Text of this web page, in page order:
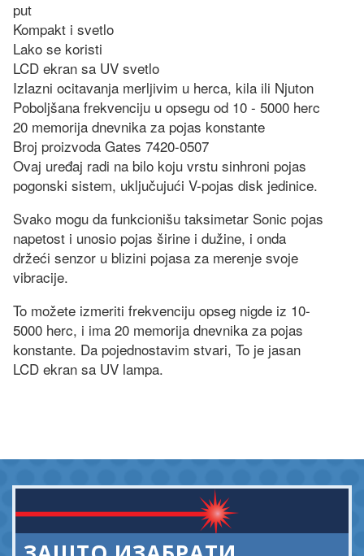
put
Kompakt i svetlo
Lako se koristi
LCD ekran sa UV svetlo
Izlazni ocitavanja merljivim u herca, kila ili Njuton
Poboljšana frekvenciju u opsegu od 10 - 5000 herc
20 memorija dnevnika za pojas konstante
Broj proizvoda Gates 7420-0507
Ovaj uređaj radi na bilo koju vrstu sinhroni pojas
pogonski sistem, uključujući V-pojas disk jedinice.
Svako mogu da funkcionišu taksimetar Sonic pojas
napetost i unosio pojas širine i dužine, i onda
držeći senzor u blizini pojasa za merenje svoje
vibracije.
To možete izmeriti frekvenciju opseg nigde iz 10-
5000 herc, i ima 20 memorija dnevnika za pojas
konstante. Da pojednostavim stvari, To je jasan
LCD ekran sa UV lampa.